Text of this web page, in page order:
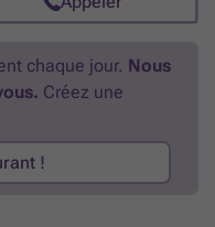
naar Angelique op ###
chaque jour. Nous
Créez une
!